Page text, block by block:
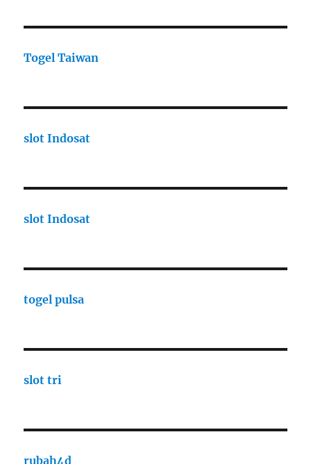
Togel Taiwan
slot Indosat
slot Indosat
togel pulsa
slot tri
rubah4d